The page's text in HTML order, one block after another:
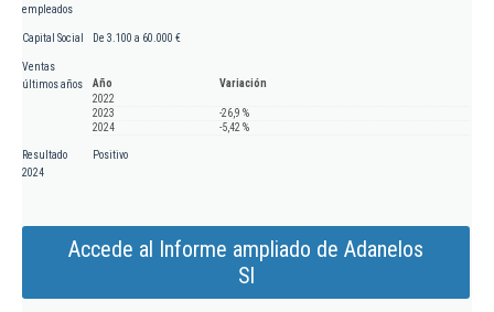
empleados
Capital Social De 3.100 a 60.000 €
Ventas
últimos años
Año
Variación
2022
2023
-26,9 %
2024
-5,42 %
Resultado
2024
Positivo
Accede al Informe ampliado de Adanelos
Sl